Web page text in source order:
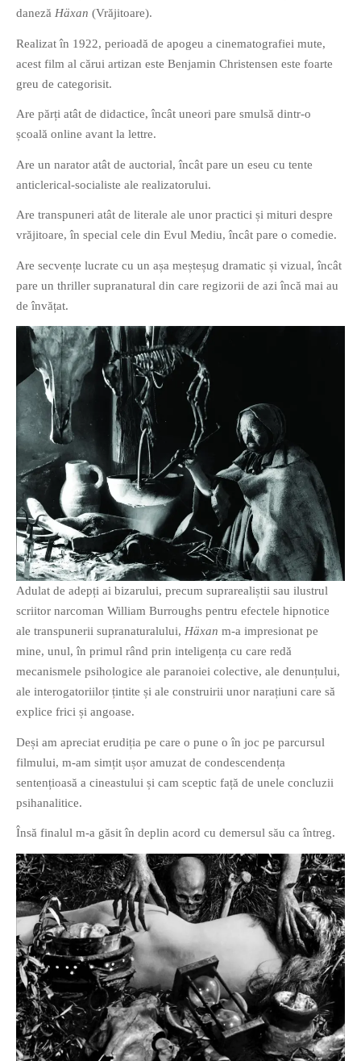
If you like movies, words and
mind games, then this is the
book for you. Take the
own acrostics and describing
famous movies by using the
very letters of their titles!
PAGINI
Ce fac?
Clasicul „Despre mine…”
Contact
Descarca povestirea Floare
Albastra!
Download 101 Movie
Acrostics!
PRIETENI APROPIATI
Victor Sosea – Designer
GloryBox.ro
Vreau-schimbare.ro
PRIETENI DIN BREASLA
Filme-Carti.ro
daneză Häxan (Vrăjitoare).
Realizat în 1922, perioadă de apogeu a cinematografiei mute,
acest film al cărui artizan este Benjamin Christensen este foarte
greu de categorisit.
Are părți atât de didactice, încât uneori pare smulsă dintr-o
școală online avant la lettre.
Are un narator atât de auctorial, încât pare un eseu cu tente
anticlerical-socialiste ale realizatorului.
Are transpuneri atât de literale ale unor practici și mituri despre
vrăjitoare, în special cele din Evul Mediu, încât pare o comedie.
Are secvențe lucrate cu un așa meșteșug dramatic și vizual, încât
pare un thriller supranatural din care regizorii de azi încă mai au
de învățat.
Adulat de adepți ai bizarului, precum suprarealiștii sau ilustrul
scriitor narcoman William Burroughs pentru efectele hipnotice
ale transpunerii supranaturalului, Häxan m-a impresionat pe
mine, unul, în primul rând prin inteligența cu care redă
mecanismele psihologice ale paranoiei colective, ale denunțului,
ale interogatoriilor țintite și ale construirii unor narațiuni care să
explice frici și angoase.
Deși am apreciat erudiția pe care o pune o în joc pe parcursul
filmului, m-am simțit ușor amuzat de condescendența
sentențioasă a cineastului și cam sceptic față de unele concluzii
psihanalitice.
Însă finalul m-a găsit în deplin acord cu demersul său ca întreg.